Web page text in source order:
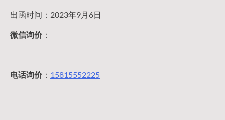
出函时间：2023年9月6日
微信询价：
电话询价： 15815552225